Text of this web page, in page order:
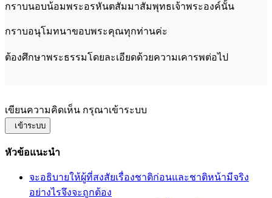
กราบนอบน้อมพระอรหันตสัมมาสัมพุทธเจ้าพระองค์นั้น
กราบอนุโมทนาขอบพระคุณทุกท่านค่ะ
ต้องศึกษาพระธรรมโดยละเอียดด้วยความเคารพต่อไป
เขียนความคิดเห็น กรุณาเข้าระบบ
เข้าระบบ
หัวข้อแนะนำ
จะอธิบายให้ผู้ที่สงสัยเรื่องชาติก่อนและชาติหน้ามีจริง
อย่างไรจึงจะถูกต้อง